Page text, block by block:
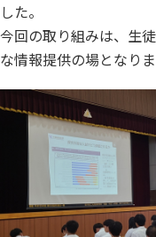
した。
今回の取り組みは、生
な情報提供の場となりま